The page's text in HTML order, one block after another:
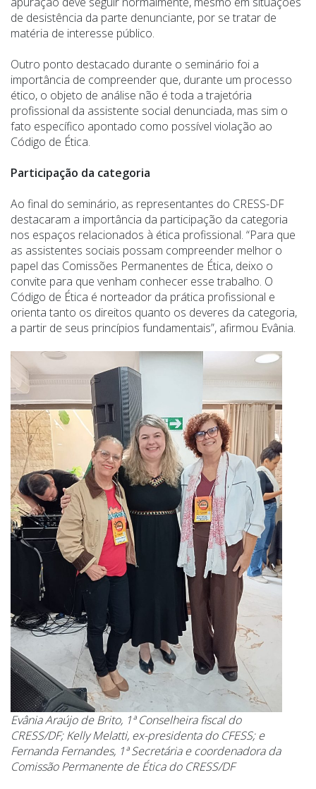
de desistência da parte denunciante, por se tratar de
matéria de interesse público.
Outro ponto destacado durante o seminário foi a
importância de compreender que, durante um processo
ético, o objeto de análise não é toda a trajetória
profissional da assistente social denunciada, mas sim o
fato específico apontado como possível violação ao
Código de Ética.
Participação da categoria
Ao final do seminário, as representantes do CRESS-DF
destacaram a importância da participação da categoria
nos espaços relacionados à ética profissional. “Para que
as assistentes sociais possam compreender melhor o
papel das Comissões Permanentes de Ética, deixo o
convite para que venham conhecer esse trabalho. O
Código de Ética é norteador da prática profissional e
orienta tanto os direitos quanto os deveres da categoria,
a partir de seus princípios fundamentais”, afirmou Evânia.
Evânia Araújo de Brito, 1ª Conselheira fiscal do
CRESS/DF; Kelly Melatti, ex-presidenta do CFESS; e
Fernanda Fernandes, 1ª Secretária e coordenadora da
Comissão Permanente de Ética do CRESS/DF